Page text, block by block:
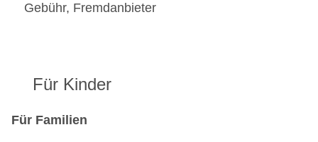
Gebühr, Fremdanbieter
Für Kinder
Für Familien